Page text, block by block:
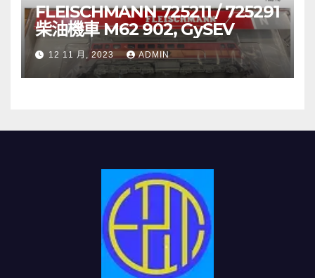
FLEISCHMANN 725211 / 725291
柴油機車 M62 902, GySEV
12 11 月, 2023 ADMIN